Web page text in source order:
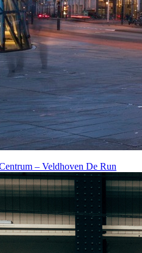
– Veldhoven De Run